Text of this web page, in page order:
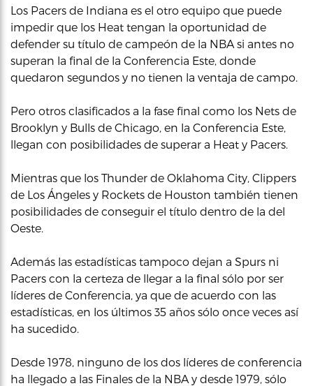
Los Pacers de Indiana es el otro equipo que puede
impedir que los Heat tengan la oportunidad de
defender su título de campeón de la NBA si antes no
superan la final de la Conferencia Este, donde
quedaron segundos y no tienen la ventaja de campo.
Pero otros clasificados a la fase final como los Nets de
Brooklyn y Bulls de Chicago, en la Conferencia Este,
llegan con posibilidades de superar a Heat y Pacers.
Mientras que los Thunder de Oklahoma City, Clippers
de Los Ángeles y Rockets de Houston también tienen
posibilidades de conseguir el título dentro de la del
Oeste.
Además las estadísticas tampoco dejan a Spurs ni
Pacers con la certeza de llegar a la final sólo por ser
líderes de Conferencia, ya que de acuerdo con las
estadísticas, en los últimos 35 años sólo once veces así
ha sucedido.
Desde 1978, ninguno de los dos líderes de conferencia
ha llegado a las Finales de la NBA y desde 1979, sólo